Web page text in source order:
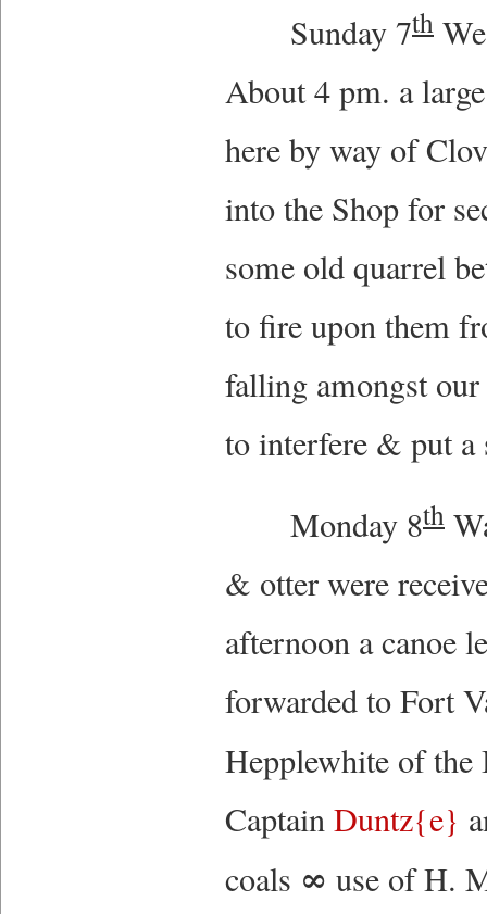
Sunday 7th
About 4 pm. a
here by way of
into the Shop for
some old quarrel
to fire upon them
falling amongst
to interfere & put
Monday 8th
& otter were
afternoon a canoe
forwarded to Fort
Hepplewhite of
CaptainDuntz{e}
coals ∞ use of H.